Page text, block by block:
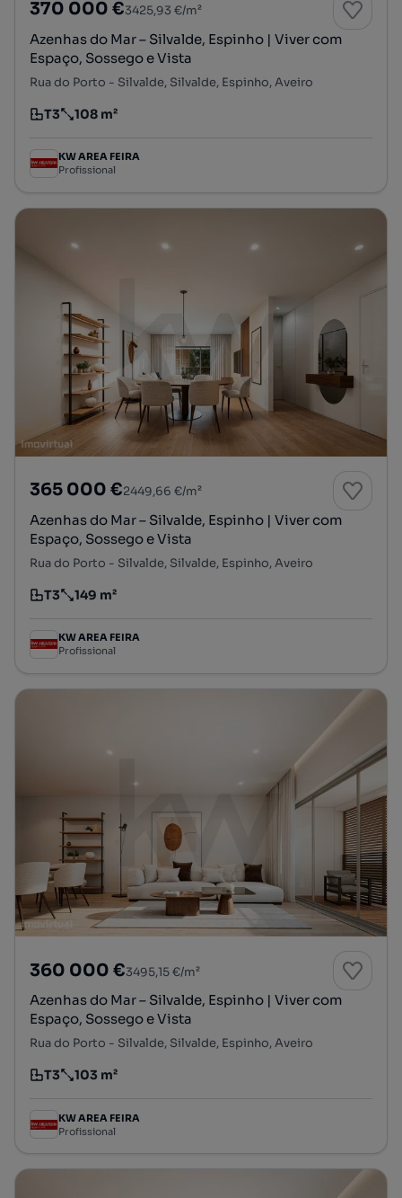
370 000 €3425,93 €/m²
Azenhas do Mar – Silvalde, Espinho | Viver com
Espaço, Sossego e Vista
Rua do Porto - Silvalde, Silvalde, Espinho, Aveiro
Tipologia
T3
Preço por metro quadrado
108 m²
KW AREA FEIRA
Profissional
365 000 €2449,66 €/m²
Azenhas do Mar – Silvalde, Espinho | Viver com
Espaço, Sossego e Vista
Rua do Porto - Silvalde, Silvalde, Espinho, Aveiro
Tipologia
T3
Preço por metro quadrado
149 m²
KW AREA FEIRA
Profissional
360 000 €3495,15 €/m²
Azenhas do Mar – Silvalde, Espinho | Viver com
Espaço, Sossego e Vista
Rua do Porto - Silvalde, Silvalde, Espinho, Aveiro
Tipologia
T3
Preço por metro quadrado
103 m²
KW AREA FEIRA
Profissional